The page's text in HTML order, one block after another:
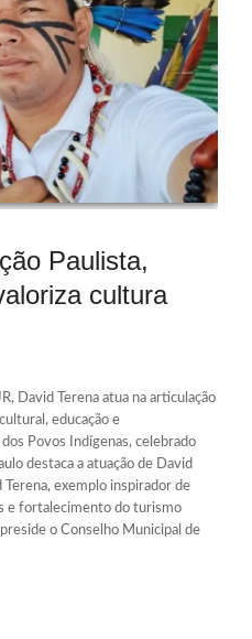
Paulista,
cultura
David Terena atua na articulação
educação e
Povos Indígenas, celebrado
destaca a atuação de David
exemplo inspirador de
e fortalecimento do turismo
o Conselho Municipal de